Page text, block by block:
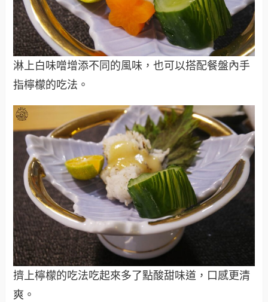
淋上白味噌增添不同的風味，也可以搭配餐盤內手
指檸檬的吃法。
擠上檸檬的吃法吃起來多了點酸甜味道，口感更清
爽。